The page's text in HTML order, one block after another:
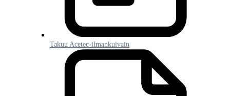
Takuu Acetec-ilmankuivain